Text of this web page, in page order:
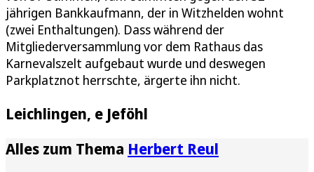
jährigen Bankkaufmann, der in Witzhelden wohnt
(zwei Enthaltungen). Dass während der
Mitgliederversammlung vor dem Rathaus das
Karnevalszelt aufgebaut wurde und deswegen
Parkplatznot herrschte, ärgerte ihn nicht.
Leichlingen, e Jeföhl
Alles zum Thema Herbert Reul